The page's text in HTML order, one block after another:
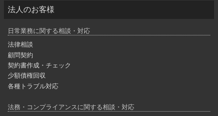
法人のお客様
日常業務に関する相談・対応
法律相談
顧問契約
契約書作成・チェック
少額債権回収
各種トラブル対応
法務・コンプライアンスに関する相談・対応